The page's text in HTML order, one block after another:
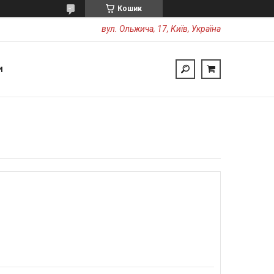
Кошик
вул. Ольжича, 17, Київ, Україна